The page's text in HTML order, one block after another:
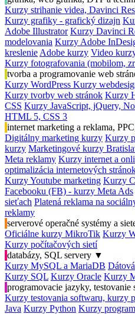
Kurzy strihanie videa, Davinci
Kurzy grafiky - grafický dizajn
Adobe Illustrator Kurzy Davinci
modelovania Kurzy Adobe
kreslenie Adobe kurzy Video
Kurzy fotografovania (mobilom,
tvorba a programovanie web
Kurzy WordPress Kurzy
Kurzy tvorby web stránok Kurzy
CSS Kurzy JavaScript, jQuery,
HTML 5, CSS 3
internet marketing a reklama,
Digitálny marketing kurzy Kurzy
kurzy Marketingové kurzy
Meta reklamy Kurzy internet a
optimalizácia internetových
Kurzy Youtube marketing Kurzy
Facebooku (FB) - kurzy Meta Ads
sieťach Platená reklama na
reklamy
serverové operačné systémy a
Oficiálne kurzy MikroTik Kurzy
Kurzy počítačových sietí
databázy, SQL servery ▼
Kurzy MySQL a MariaDB
Kurzy SQL Kurzy Oracle Kurzy
programovacie jazyky, testovanie
Kurzy testovania softwaru, kurzy
Java Kurzy Python Kurzy